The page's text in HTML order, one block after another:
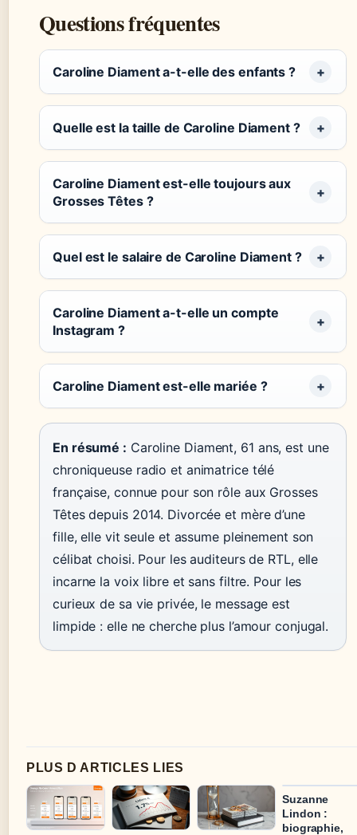
Questions fréquentes
Caroline Diament a-t-elle des enfants ?
Quelle est la taille de Caroline Diament ?
Caroline Diament est-elle toujours aux
Grosses Têtes ?
Quel est le salaire de Caroline Diament ?
Caroline Diament a-t-elle un compte
Instagram ?
Caroline Diament est-elle mariée ?
En résumé : Caroline Diament, 61 ans, est une
chroniqueuse radio et animatrice télé
française, connue pour son rôle aux Grosses
Têtes depuis 2014. Divorcée et mère d’une
fille, elle vit seule et assume pleinement son
célibat choisi. Pour les auditeurs de RTL, elle
incarne la voix libre et sans filtre. Pour les
curieux de sa vie privée, le message est
limpide : elle ne cherche plus l’amour conjugal.
PLUS D ARTICLES LIES
Suzanne
Lindon :
biographie,